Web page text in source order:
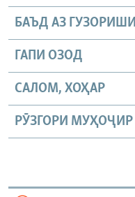
БАЪД АЗ
ГАПИ ОЗОД
САЛОМ, ХОҲАР
РӮЗГОРИ МУҲОҶИР